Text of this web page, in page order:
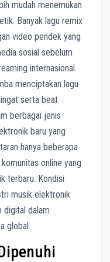
mudah menemukan
Banyak lagu remix
video pendek yang
sosial sebelum
internasional.
menciptakan lagu
serta beat
berbagai jenis
baru yang
hanya beberapa
online yang
terbaru. Kondisi
musik elektronik
digital dalam
global.